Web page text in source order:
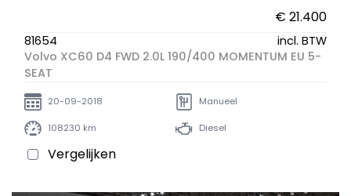
€ 21.400
81654
incl. BTW
Volvo XC60 D4 FWD 2.0L 190/400 MOMENTUM EU 5-
SEAT
20-09-2018 Manueel
108230 km Diesel
Vergelijken